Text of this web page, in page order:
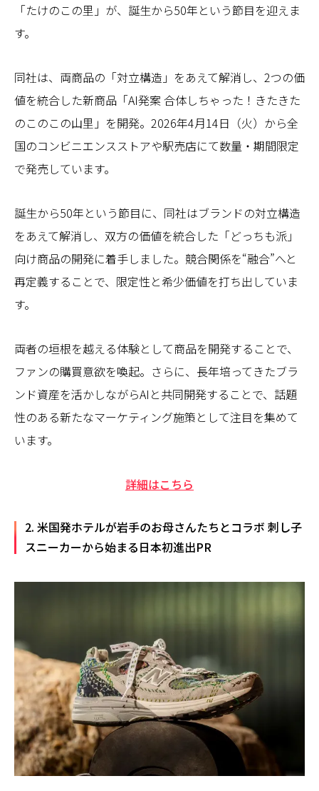
「たけのこの里」が、誕生から50年という節目を迎えま
す。
同社は、両商品の「対立構造」をあえて解消し、2つの価
値を統合した新商品「AI発案 合体しちゃった！きたきた
のこのこの山里」を開発。2026年4月14日（火）から全
国のコンビニエンスストアや駅売店にて数量・期間限定
で発売しています。
誕生から50年という節目に、同社はブランドの対立構造
をあえて解消し、双方の価値を統合した「どっちも派」
向け商品の開発に着手しました。競合関係を“融合”へと
再定義することで、限定性と希少価値を打ち出していま
す。
両者の垣根を越える体験として商品を開発することで、
ファンの購買意欲を喚起。さらに、長年培ってきたブラ
ンド資産を活かしながらAIと共同開発することで、話題
性のある新たなマーケティング施策として注目を集めて
います。
詳細はこちら
2. 米国発ホテルが岩手のお母さんたちとコラボ 刺し子
スニーカーから始まる日本初進出PR